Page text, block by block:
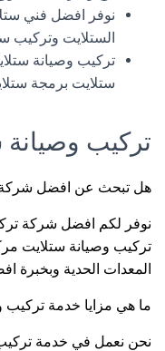
نوفر افضل فني
الستلايت وتركيب
تركيب وصيانة
ستلايت برمجة
تركيب
هل تبحث عن افضل
نوفر لكم افضل شركة
تركيب وصيانة ستلايت
المعدات الحدية وبخبرة
ما هي مزايا خدمة
نحن نعمل في خدمة